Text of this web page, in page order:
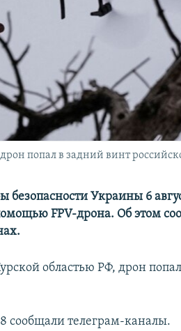
попал в задний винт
Украины 6
FPV-дрона. Об этом
областью РФ, дрон
сообщали телеграм-каналы.